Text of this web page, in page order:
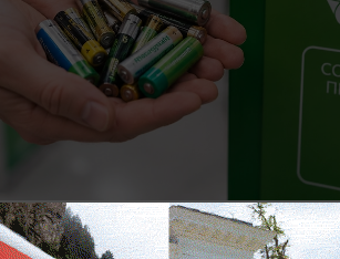
куда сдавать опасные отходы. Фото © ChatGPT